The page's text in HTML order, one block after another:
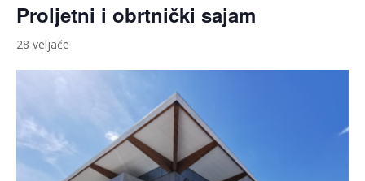
Proljetni i obrtnički sajam
28 veljače